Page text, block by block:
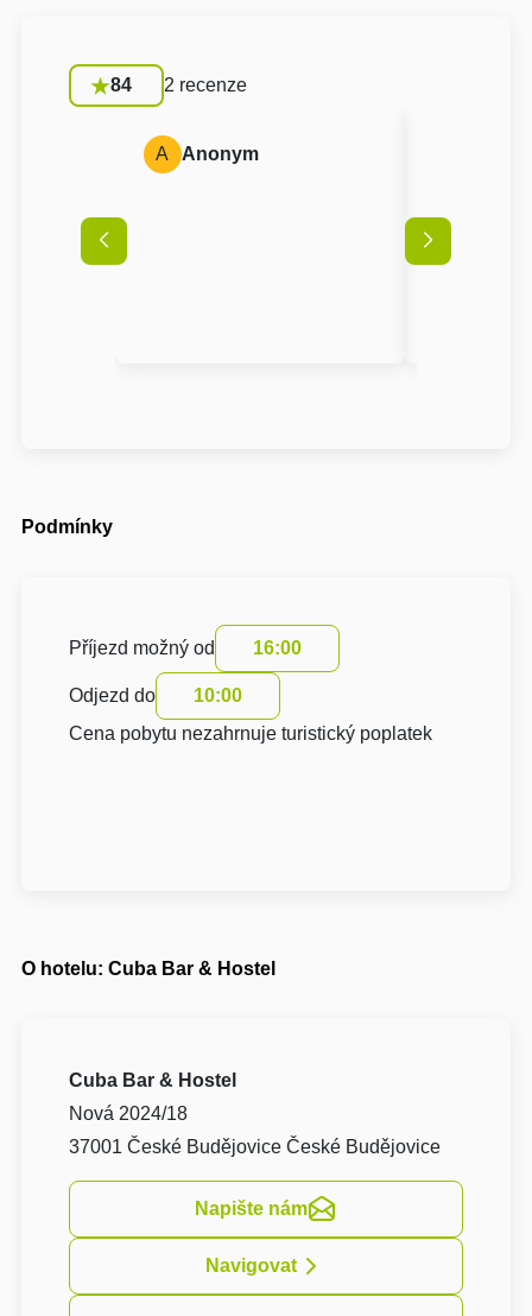
84 2 recenze
A Anonym
Podmínky
Příjezd možný od 16:00
Odjezd do
10:00
Cena pobytu nezahrnuje turistický poplatek
O hotelu: Cuba Bar & Hostel
Cuba Bar & Hostel
Nová 2024/18
37001 České Budějovice České Budějovice
Napište nám
Navigovat